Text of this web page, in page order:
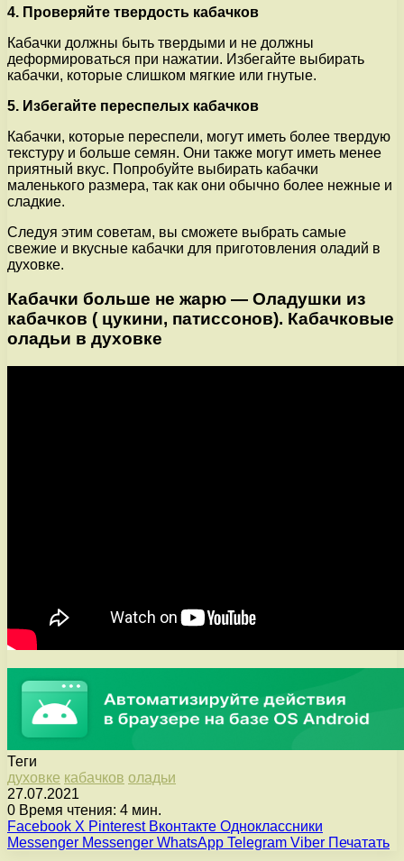
4. Проверяйте твердость кабачков
Кабачки должны быть твердыми и не должны
деформироваться при нажатии. Избегайте выбирать
кабачки, которые слишком мягкие или гнутые.
5. Избегайте переспелых кабачков
Кабачки, которые переспели, могут иметь более твердую
текстуру и больше семян. Они также могут иметь менее
приятный вкус. Попробуйте выбирать кабачки
маленького размера, так как они обычно более нежные и
сладкие.
Следуя этим советам, вы сможете выбрать самые
свежие и вкусные кабачки для приготовления оладий в
духовке.
Кабачки больше не жарю — Оладушки из
кабачков ( цукини, патиссонов). Кабачковые
оладьи в духовке
Теги
духовке кабачков оладьи
27.07.2021
0 Время чтения: 4 мин.
Facebook X Pinterest Вконтакте Одноклассники
Messenger Messenger WhatsApp Telegram Viber Печатать